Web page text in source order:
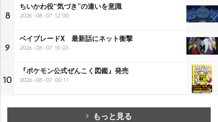
8
ちいかわ役“気づき”の違いを意識
2026-08-07 12:00
9
ベイブレードX 最新話にネット衝撃
2026-08-07 19:03
10
『ポケモン公式ぜんこく図鑑』発売
2026-08-07 00:11
もっと見る